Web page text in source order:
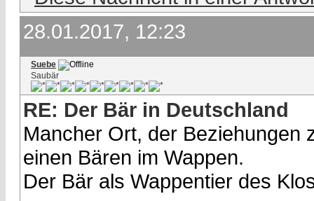
28.01.2017, 12:23
Suebe
Saubär
RE: Der Bär in Deutschland
Mancher Ort, der Beziehungen
einen Bären im Wappen.
Der Bär als Wappentier des